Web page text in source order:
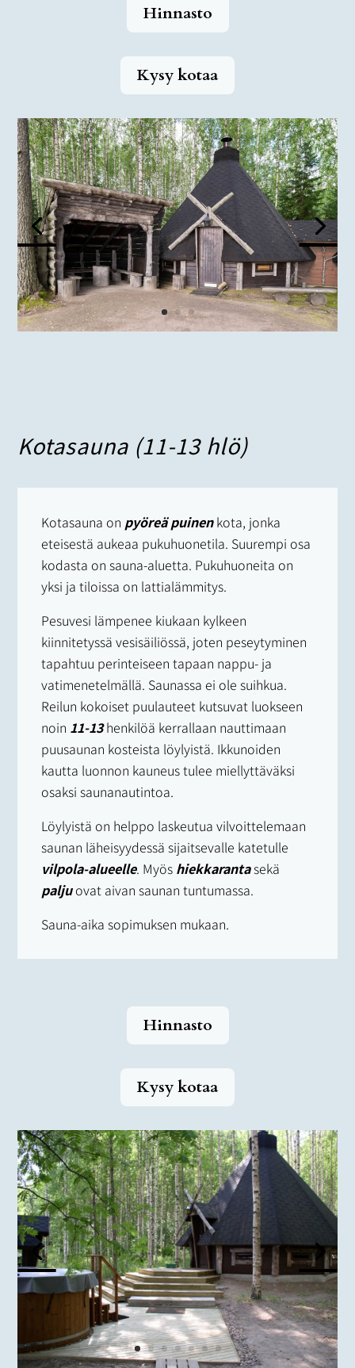
Hinnasto
Kysy kotaa
Kotasauna (11-13 hlö)
Kotasauna on pyöreä puinenkota, jonka
eteisestä aukeaa pukuhuonetila. Suurempi osa
kodasta on sauna-aluetta. Pukuhuoneita on
yksi ja tiloissa on lattialämmitys.
Pesuvesi lämpenee kiukaan kylkeen
kiinnitetyssä vesisäiliössä, joten peseytyminen
tapahtuu perinteiseen tapaan nappu- ja
vatimenetelmällä. Saunassa ei ole suihkua.
Reilun kokoiset puulauteet kutsuvat luokseen
noin 11-13henkilöä kerrallaan nauttimaan
puusaunan kosteista löylyistä. Ikkunoiden
kautta luonnon kauneus tulee miellyttäväksi
osaksi saunanautintoa.
Löylyistä on helppo laskeutua vilvoittelemaan
saunan läheisyydessä sijaitsevalle katetulle
vilpola-alueelle. Myös hiekkarantasekä
paljuovat aivan saunan tuntumassa.
Sauna-aika sopimuksen mukaan.
Hinnasto
Kysy kotaa